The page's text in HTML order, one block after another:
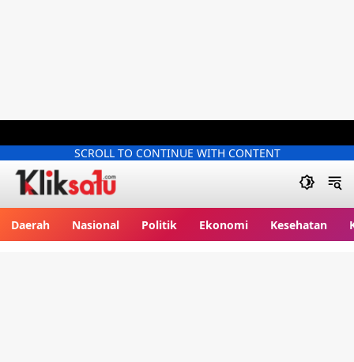
SCROLL TO CONTINUE WITH CONTENT
Daerah Nasional Politik Ekonomi Kesehatan